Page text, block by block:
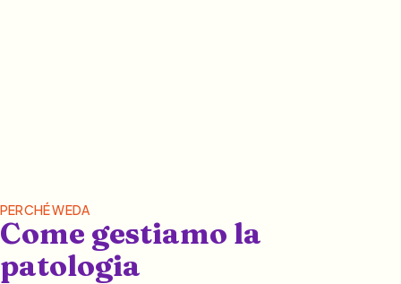
PERCHÉ WEDA
Come gestiamo la
patologia